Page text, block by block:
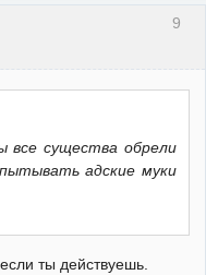
9
все существа обрели
адские муки
ты действуешь.